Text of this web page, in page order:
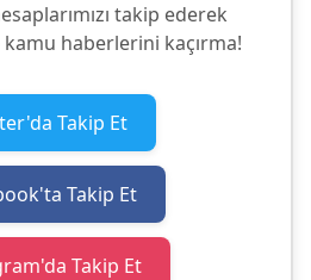
takip ederek
kamu haberlerini kaçırma!
Takip Et
Takip Et
Takip Et